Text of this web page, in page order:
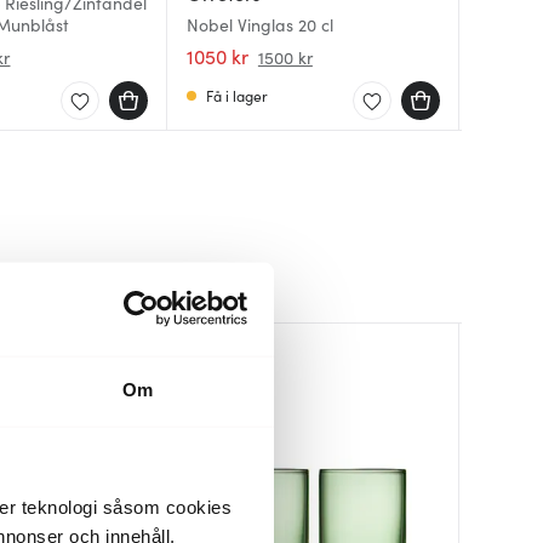
Om
teknologi såsom cookies
och innehåll,
Nobel Vinglas 20 cl
1050 kr 1500 kr
Få i lager